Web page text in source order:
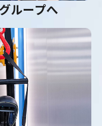
ループへ